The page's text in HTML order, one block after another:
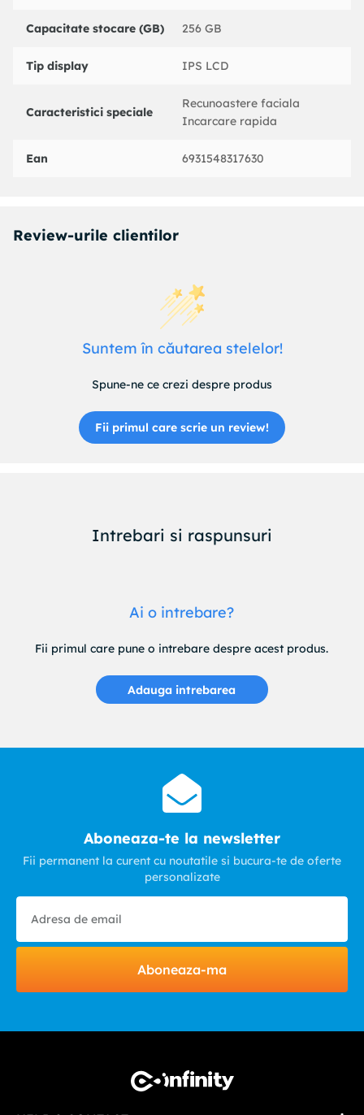
Capacitate stocare (GB) 256 GB
Tip display IPS LCD
Caracteristici speciale
Recunoastere faciala
Incarcare rapida
Ean 6931548317630
Review-urile clientilor
Suntem în căutarea stelelor!
Spune-ne ce crezi despre produs
Fii primul care scrie un review!
Intrebari si raspunsuri
Ai o intrebare?
Fii primul care pune o intrebare despre acest produs.
Adauga intrebarea
Aboneaza-te la newsletter
Fii permanent la curent cu noutatile si bucura-te de oferte
personalizate
Aboneaza-ma